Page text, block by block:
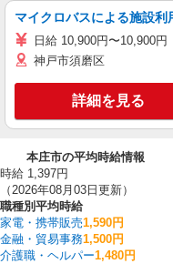
マイクロバスによる施設利
日給 10,900円〜10,900円
神戸市須磨区
詳細を見る
本庄市の平均時給情報
時給 1,397円
（2026年08月03日更新）
職種別平均時給
家電・携帯販売1,590円
金融・貿易事務1,500円
介護職・ヘルパー1,480円